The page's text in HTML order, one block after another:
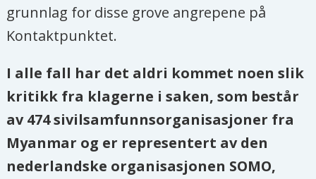
grunnlag for disse grove angrepene på
Kontaktpunktet.
I alle fall har det aldri kommet noen slik
kritikk fra klagerne i saken, som består
av 474 sivilsamfunnsorganisasjoner fra
Myanmar og er representert av den
nederlandske organisasjonen SOMO,